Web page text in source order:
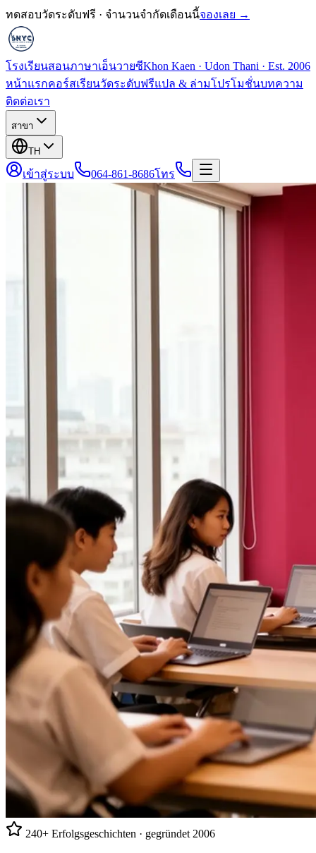
ทดสอบวัดระดับฟรี · จำนวนจำกัดเดือนนี้จองเลย →
โรงเรียนสอนภาษาเอ็นวายซีKhon Kaen · Udon Thani · Est. 2006
หน้าแรกคอร์สเรียนวัดระดับฟรีแปล & ล่ามโปรโมชั่นบทความ
ติดต่อเรา
สาขา
TH
เข้าสู่ระบบ 064-861-8686โทร
240+ Erfolgsgeschichten · gegründet 2006